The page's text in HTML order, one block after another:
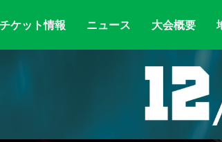
チケット情報 ニュース 大会概要